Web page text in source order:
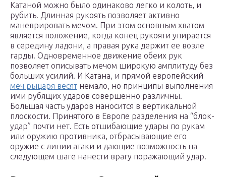
Катаной можно было одинаково легко и колоть, и
рубить. Длинная рукоять позволяет активно
маневрировать мечом. При этом основным хватом
является положение, когда конец рукояти упирается
в середину ладони, а правая рука держит ее возле
гарды. Одновременное движение обеих рук
позволяет описывать мечом широкую амплитуду без
больших усилий. И Катана, и прямой европейский
меч рыцаря весят немало, но принципы выполнения
ими рубящих ударов совершенно различны.
Большая часть ударов наносится в вертикальной
плоскости. Принятого в Европе разделения на “блок-
удар” почти нет. Есть отшибающие удары по рукам
или оружию противника, отбрасывающие его
оружие с линии атаки и дающие возможность на
следующем шаге нанести врагу поражающий удар.